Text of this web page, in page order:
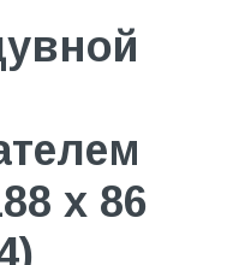
х 86